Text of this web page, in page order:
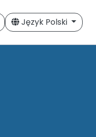
Język Polski